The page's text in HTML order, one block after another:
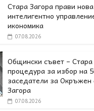
Стара Загора прави
интелигентно
икономика
07.08.2026
Общински съвет – Стара
процедура за избор на
заседатели за
Загора
07.08.2026